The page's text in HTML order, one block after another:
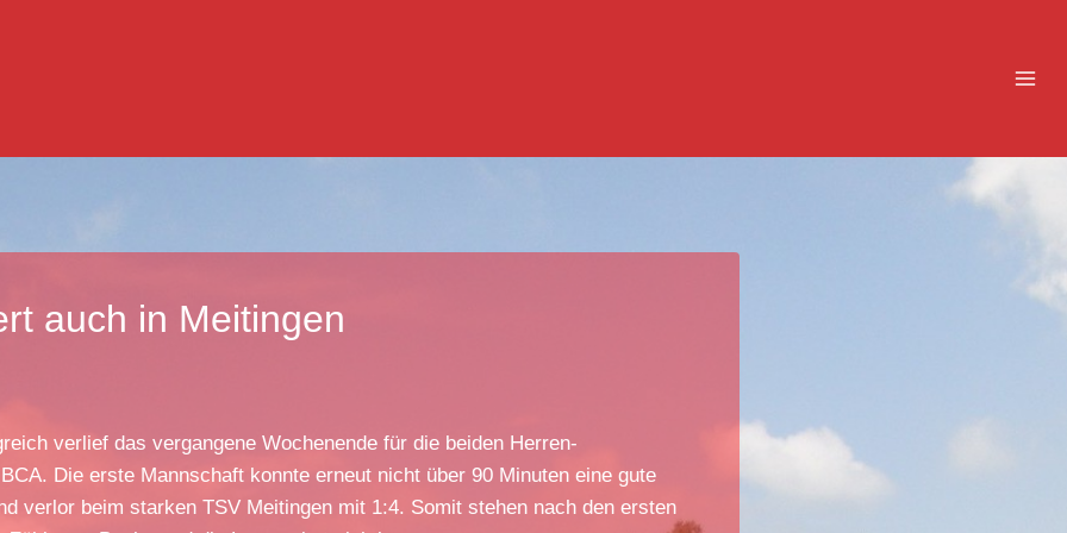
auch in Meitingen
verlief das vergangene Wochenende für die beiden Herren-
Die erste Mannschaft konnte erneut nicht über 90 Minuten eine gute
verlor beim starken TSV Meitingen mit 1:4. Somit stehen nach den ersten